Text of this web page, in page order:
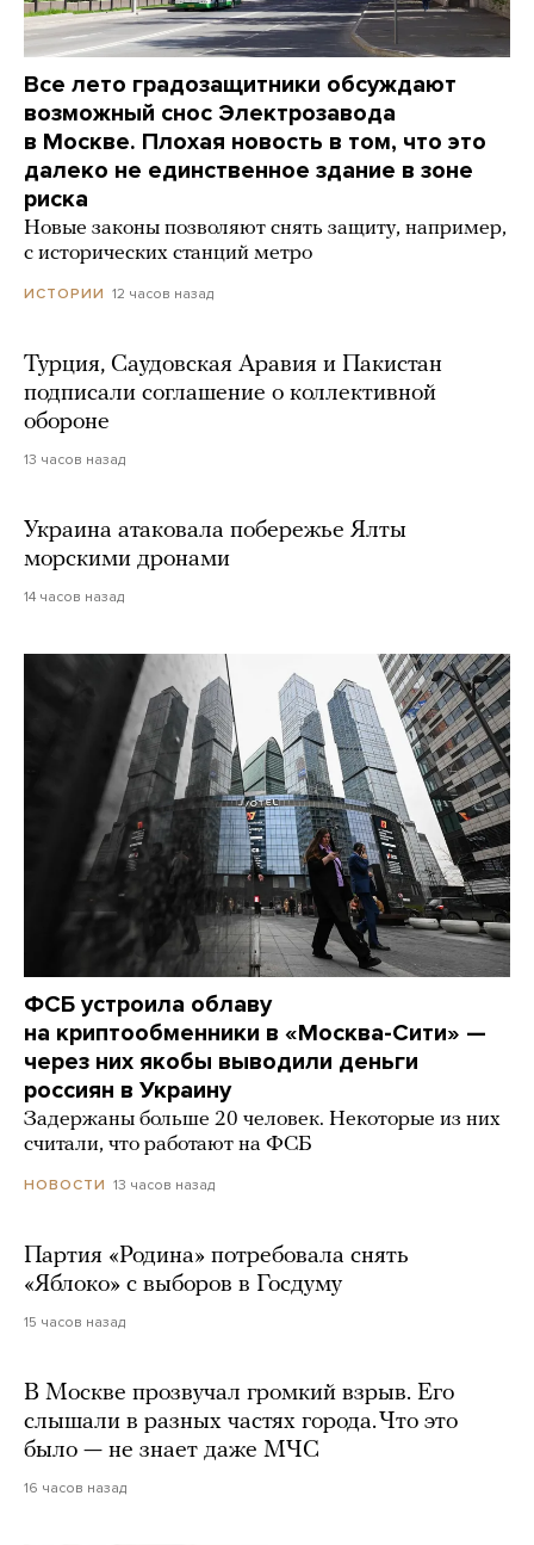
Все лето градозащитники обсуждают
возможный снос Электрозавода
в Москве. Плохая новость в том, что это
далеко не единственное здание в зоне
риска
Новые законы позволяют снять защиту, например,
с исторических станций метро
ИСТОРИИ 12 часов назад
Турция, Саудовская Аравия и Пакистан
подписали соглашение о коллективной
обороне
13 часов назад
Украина атаковала побережье Ялты
морскими дронами
14 часов назад
ФСБ устроила облаву
на криптообменники в «Москва-Сити» —
через них якобы выводили деньги
россиян в Украину
Задержаны больше 20 человек. Некоторые из них
считали, что работают на ФСБ
НОВОСТИ 13 часов назад
Партия «Родина» потребовала снять
«Яблоко» с выборов в Госдуму
15 часов назад
В Москве прозвучал громкий взрыв. Его
слышали в разных частях города. Что это
было — не знает даже МЧС
16 часов назад